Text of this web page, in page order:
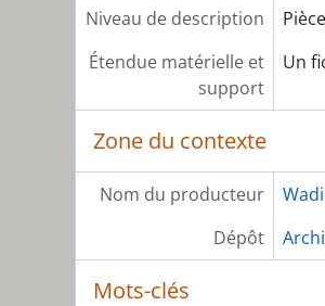
Niveau de description
Pièce
Étendue matérielle et
support
Un
Zone du contexte
Nom du producteur
Dépôt
Mots-clés